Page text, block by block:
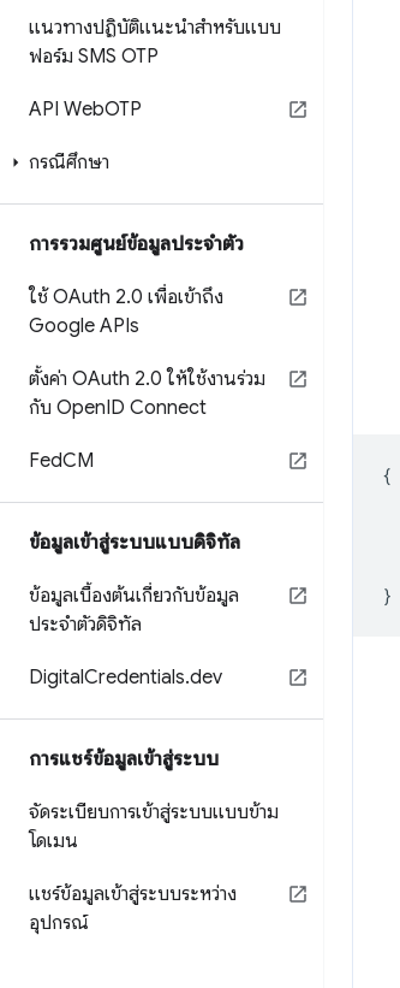
แนวทางปฏิบัติแนะนำสำหรับแบบ
ฟอร์ม SMS OTP
API WebOTP
กรณีศึกษา
การรวมศูนย์ข้อมูลประจําตัว
ใช้ OAuth 2.0 เพื่อเข้าถึง
Google APIs
ตั้งค่า OAuth 2.0 ให้ใช้งานร่วม
กับ OpenID Connect
FedCM
ข้อมูลเข้าสู่ระบบแบบดิจิทัล
ข้อมูลเบื้องต้นเกี่ยวกับข้อมูล
ประจำตัวดิจิทัล
DigitalCredentials.dev
การแชร์ข้อมูลเข้าสู่ระบบ
จัดระเบียบการเข้าสู่ระบบแบบข้าม
โดเมน
แชร์ข้อมูลเข้าสู่ระบบระหว่าง
อุปกรณ์
{
}